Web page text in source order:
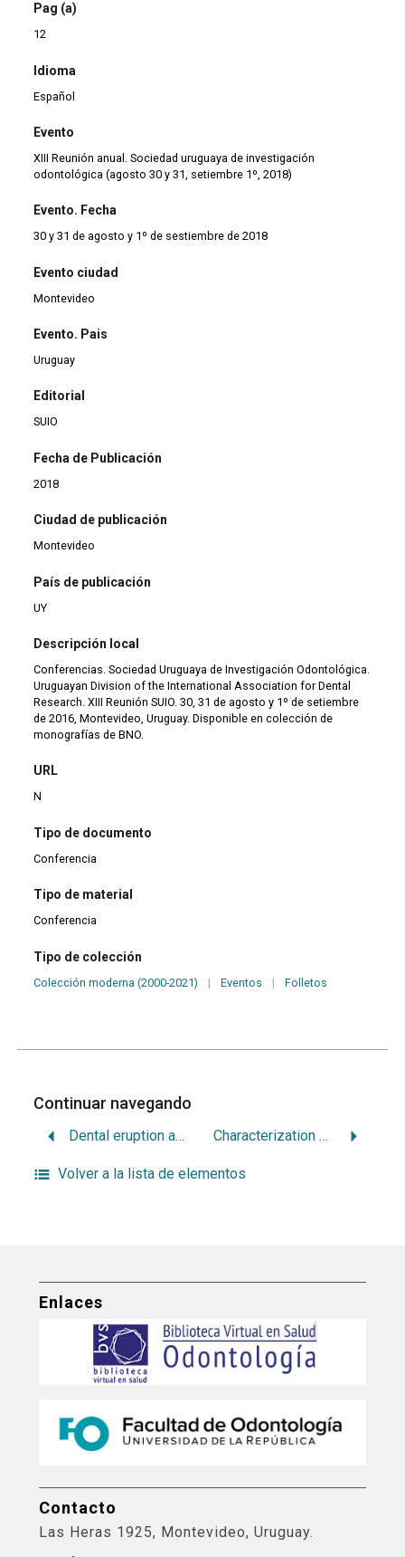
Pag (a)
12
Idioma
Español
Evento
XIII Reunión anual. Sociedad uruguaya de investigación
odontológica (agosto 30 y 31, setiembre 1º, 2018)
Evento. Fecha
30 y 31 de agosto y 1º de sestiembre de 2018
Evento ciudad
Montevideo
Evento. Pais
Uruguay
Editorial
SUIO
Fecha de Publicación
2018
Ciudad de publicación
Montevideo
País de publicación
UY
Descripción local
Conferencias. Sociedad Uruguaya de Investigación Odontológica.
Uruguayan Division of the International Association for Dental
Research. XIII Reunión SUIO. 30, 31 de agosto y 1º de setiembre
de 2016, Montevideo, Uruguay. Disponible en colección de
monografías de BNO.
URL
N
Tipo de documento
Conferencia
Tipo de material
Conferencia
Tipo de colección
Colección moderna (2000-2021) | Eventos | Folletos
Continuar navegando
Dental eruption and caries activity: is it a risk factor in adolescents? Characterization of morbidity and ortality from automobile accidents using temporal spatial epidemiological tools in Brazil between 2000 and 2015
Volver a la lista de elementos
Enlaces
Contacto
Las Heras 1925, Montevideo, Uruguay.